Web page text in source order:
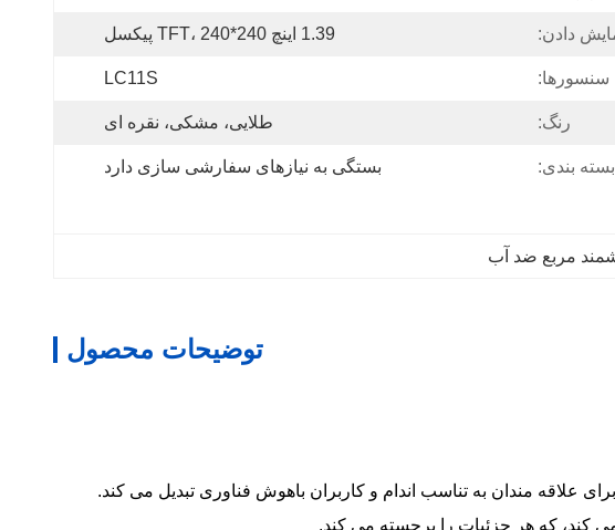
دادن: 1.39 اینچ TFT، 240*240 پیکسل
سنسورها: LC11S
رنگ: طلایی، مشکی، نقره ای
بندی: بستگی به نیازهای سفارشی سازی دارد
مربع ضد آب
توضیحات محصول